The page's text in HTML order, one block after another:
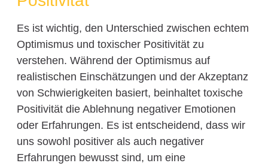
Es ist wichtig, den Unterschied zwischen echtem
Optimismus und toxischer Positivität zu
verstehen. Während der Optimismus auf
realistischen Einschätzungen und der Akzeptanz
von Schwierigkeiten basiert, beinhaltet toxische
Positivität die Ablehnung negativer Emotionen
oder Erfahrungen. Es ist entscheidend, dass wir
uns sowohl positiver als auch negativer
Erfahrungen bewusst sind, um eine